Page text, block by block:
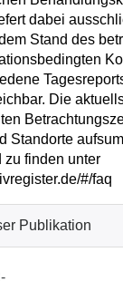
dabei
Stand des
Die
Standorte
zu finden unter
#/faq
Publikation